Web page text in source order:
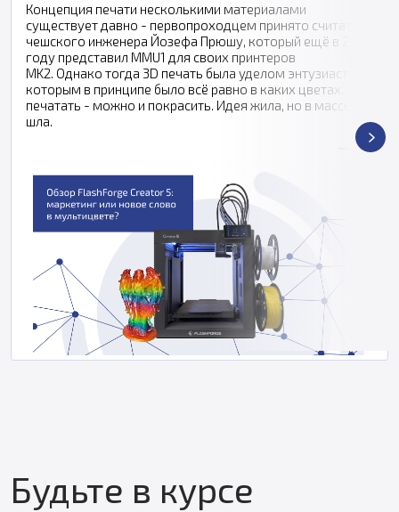
Концепция печати несколькими материалами
существует давно - первопроходцем принято считать
чешского инженера Йозефа Прюшу, который ещё в 2016
году представил MMU1 для своих принтеров
MK2. Однако тогда 3D печать была уделом энтузиастов,
которым в принципе было всё равно в каких цветах
печатать - можно и покрасить. Идея жила, но в массы не
шла.
Будьте в курсе